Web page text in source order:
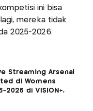
ini bisa
mereka tidak
2025-2026.
Streaming Arsenal
di Womens
2026 di VISION+,